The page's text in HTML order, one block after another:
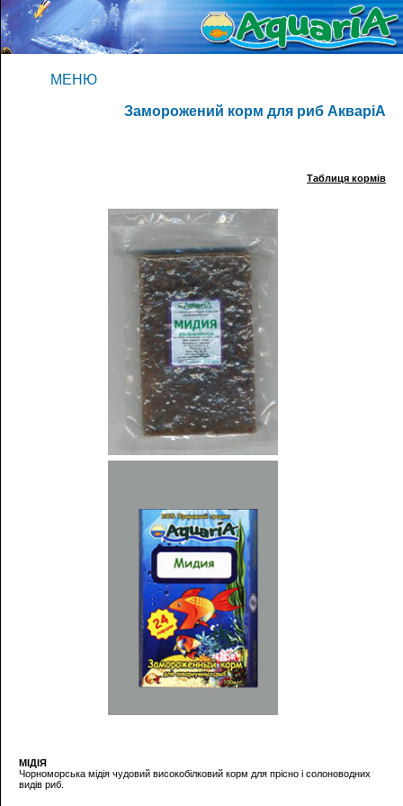
МЕНЮ
Заморожений корм для риб АкваріА
Таблиця кормів
МІДІЯ
Чорноморська мідія чудовий високобілковий корм для прісно і солоноводних
видів риб.